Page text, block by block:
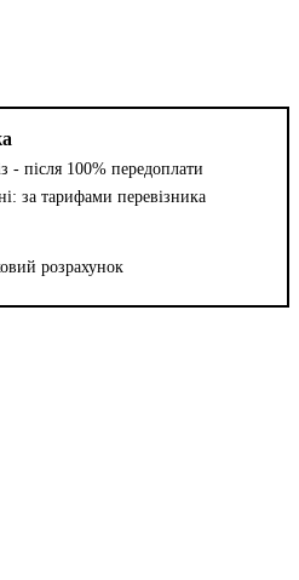
- після 100% передоплати
за тарифами перевізника
розрахунок